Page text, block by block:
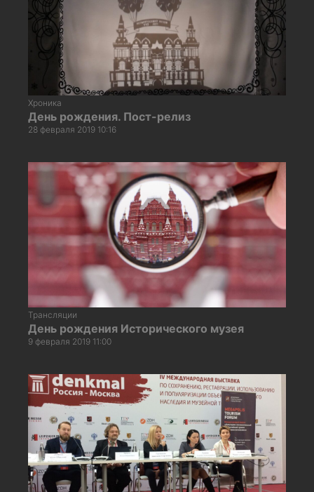
Хроника
День рождения. Пост-релиз
28 февраля 2019 10:16
Трансляции
День рождения Исторического музея
9 февраля 2019 11:00